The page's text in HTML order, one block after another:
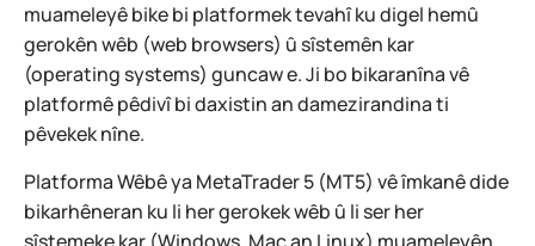
muameleyê bike bi platformek tevahî ku digel hemû
gerokên wêb (web browsers) û sîstemên kar
(operating systems) guncaw e. Ji bo bikaranîna vê
platformê pêdivî bi daxistin an damezirandina ti
pêvekek nîne.
Platforma Wêbê ya MetaTrader 5 (MT5) vê îmkanê dide
bikarhêneran ku li her gerokek wêb û li ser her